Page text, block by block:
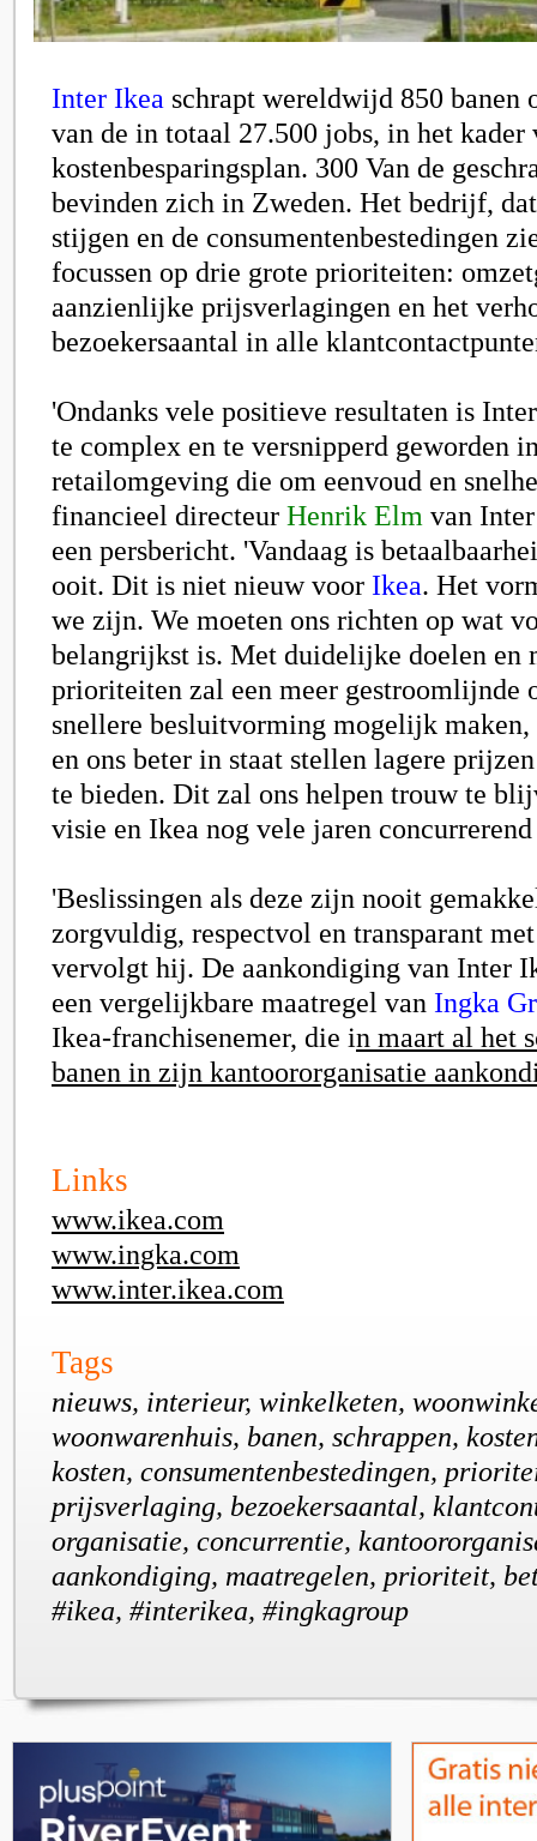
Inter Ikea schrapt wereldwijd 850 banen
van de in totaal 27.500 jobs, in het kader
kostenbesparingsplan. 300 Van de
bevinden zich in Zweden. Het bedrijf,
stijgen en de consumentenbestedingen
focussen op drie grote prioriteiten:
aanzienlijke prijsverlagingen en het
bezoekersaantal in alle
'Ondanks vele positieve resultaten is
te complex en te versnipperd geworden
retailomgeving die om eenvoud en
financieel directeur Henrik Elm van
een persbericht. 'Vandaag is
ooit. Dit is niet nieuw voor Ikea. Het
we zijn. We moeten ons richten op wat
belangrijkst is. Met duidelijke doelen en
prioriteiten zal een meer gestroomlijnde
snellere besluitvorming mogelijk maken,
en ons beter in staat stellen lagere
te bieden. Dit zal ons helpen trouw te
visie en Ikea nog vele jaren
'Beslissingen als deze zijn nooit
zorgvuldig, respectvol en transparant
vervolgt hij. De aankondiging van Inter
een vergelijkbare maatregel van Ingka
Ikea-franchisenemer, die in maart al het
banen in zijn kantoororganisatie
Links
www.ikea.com
www.ingka.com
www.inter.ikea.com
Tags
nieuws, interieur, winkelketen,
woonwarenhuis, banen, schrappen,
kosten, consumentenbestedingen,
prijsverlaging, bezoekersaantal,
organisatie, concurrentie,
aankondiging, maatregelen, prioriteit,
#ikea, #interikea, #ingkagroup